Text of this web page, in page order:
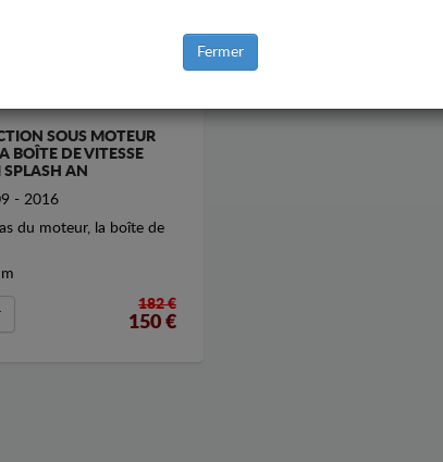
SOUS MOTEUR
BOÎTE DE VITESSE
AN
- 2016
du moteur, la boîte de
182 €
150€
Fermer